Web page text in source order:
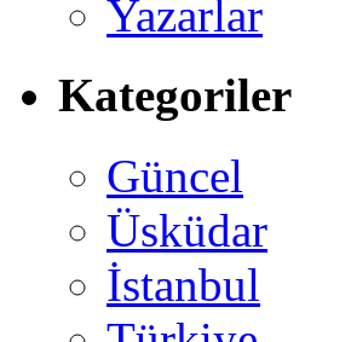
Yazarlar
Kategoriler
Güncel
Üsküdar
İstanbul